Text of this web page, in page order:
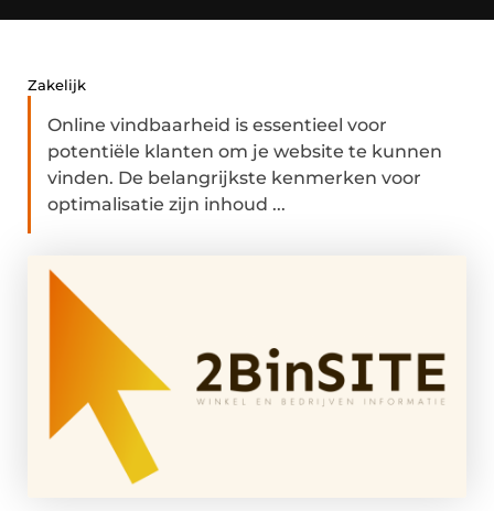
Zakelijk
Online vindbaarheid is essentieel voor
potentiële klanten om je website te kunnen
vinden. De belangrijkste kenmerken voor
optimalisatie zijn inhoud ...